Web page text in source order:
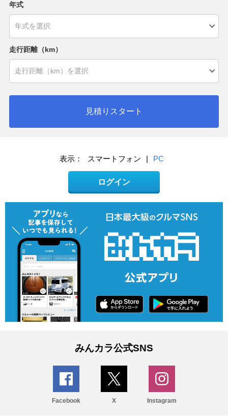
年式
走行距離（km）
見積りスタート
表示： スマートフォン | PC
ログイン
みんカラ公式SNS
Facebook X Instagram